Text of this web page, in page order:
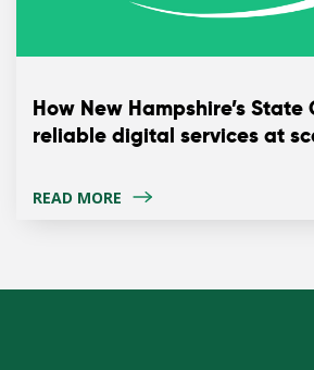
How New Hampshire’s
reliable digital services at
READ MORE